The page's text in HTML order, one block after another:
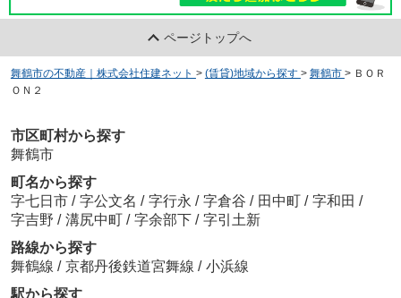
ページトップへ
舞鶴市の不動産｜株式会社住建ネット > (賃貸)地域から探す > 舞鶴市 > ＢＯＲ
ＯＮ２
市区町村から探す
舞鶴市
町名から探す
字七日市 / 字公文名 / 字行永 / 字倉谷 / 田中町 / 字和田 /
字吉野 / 溝尻中町 / 字余部下 / 字引土新
路線から探す
舞鶴線 / 京都丹後鉄道宮舞線 / 小浜線
駅から探す